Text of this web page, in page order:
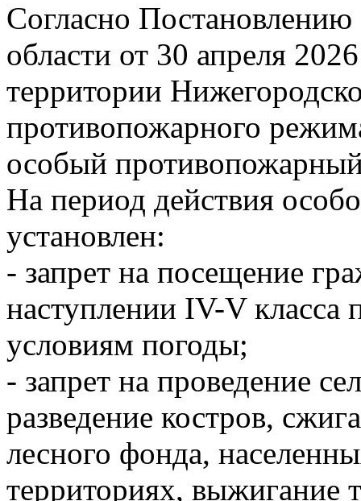
Согласно
области от 30 апреля
территории
противопожарного
особый
На период действия
установлен:
- запрет на посещение
наступлении IV-V класса
условиям погоды;
- запрет на проведение
разведение костров,
лесного фонда,
территориях, выжигание